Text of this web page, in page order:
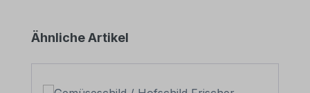
Produktgalerie überspringen
Ähnliche Artikel